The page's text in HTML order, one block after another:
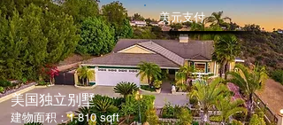
美元支付
​美国独立别墅
建物面积：1,810 sqft